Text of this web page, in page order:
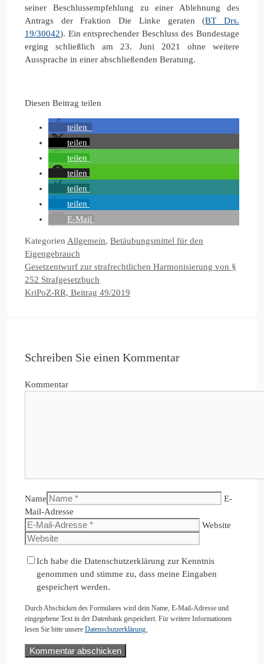
seiner Beschlussempfehlung zu einer Ablehnung des
Antrags der Fraktion Die Linke geraten (BT Drs.
19/30042). Ein entsprechender Beschluss des Bundestage
erging schließlich am 23. Juni 2021 ohne weitere
Aussprache in einer abschließenden Beratung.
Diesen Beitrag teilen
teilen
teilen
teilen
teilen
teilen
teilen
E-Mail
Kategorien Allgemein, Betäubungsmittel für den
Eigengebrauch
Gesetzentwurf zur strafrechtlichen Harmonisierung von §
252 Strafgesetzbuch
KriPoZ-RR, Beitrag 49/2019
Schreiben Sie einen Kommentar
Kommentar
Name
E-
Mail-Adresse
Website
Ich habe die Datenschutzerklärung zur Kenntnis
genommen und stimme zu, dass meine Eingaben
gespeichert werden.
Durch Abschicken des Formulares wird dein Name, E-Mail-Adresse und
eingegebene Text in der Datenbank gespeichert. Für weitere Informationen
lesen Sie bitte unsere Datenschutzerklärung.